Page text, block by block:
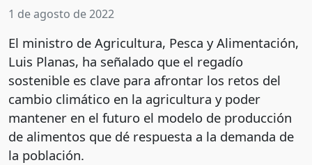
1 de agosto de 2022
El ministro de Agricultura, Pesca y Alimentación,
Luis Planas, ha señalado que el regadío
sostenible es clave para afrontar los retos del
cambio climático en la agricultura y poder
mantener en el futuro el modelo de producción
de alimentos que dé respuesta a la demanda de
la población.